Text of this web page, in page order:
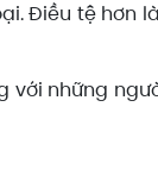
Điều tệ hơn
những